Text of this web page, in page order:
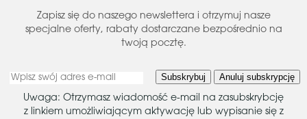
Zapisz się do naszego newslettera i otrzymuj nasze
specjalne oferty, rabaty dostarczane bezpośrednio na
twoją pocztę.
Subskrybuj Anuluj subskrypcję
Uwaga: Otrzymasz wiadomość e-mail na zasubskrybcję
z linkiem umożliwiającym aktywację lub wypisanie się z